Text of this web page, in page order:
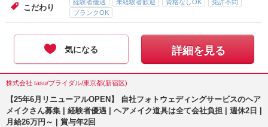
こだわり
経験者優遇 未経験者歓迎 資格なしOK
免許不問
ブランクOK
気になる 詳細を見る
株式会社 tasu/ブライダル/東京都(新宿区)
【25年6月リニューアルOPEN】
自社フォトウェディングサービスのヘア
メイクさん募集 | 経験者優遇 | ヘアメイク道具は全て会社負担 | 週休2日 |
月給26万円～ | 賞与年2回